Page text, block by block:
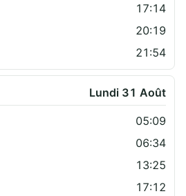
17:14
20:19
21:54
Lundi 31 Août
05:09
06:34
13:25
17:12